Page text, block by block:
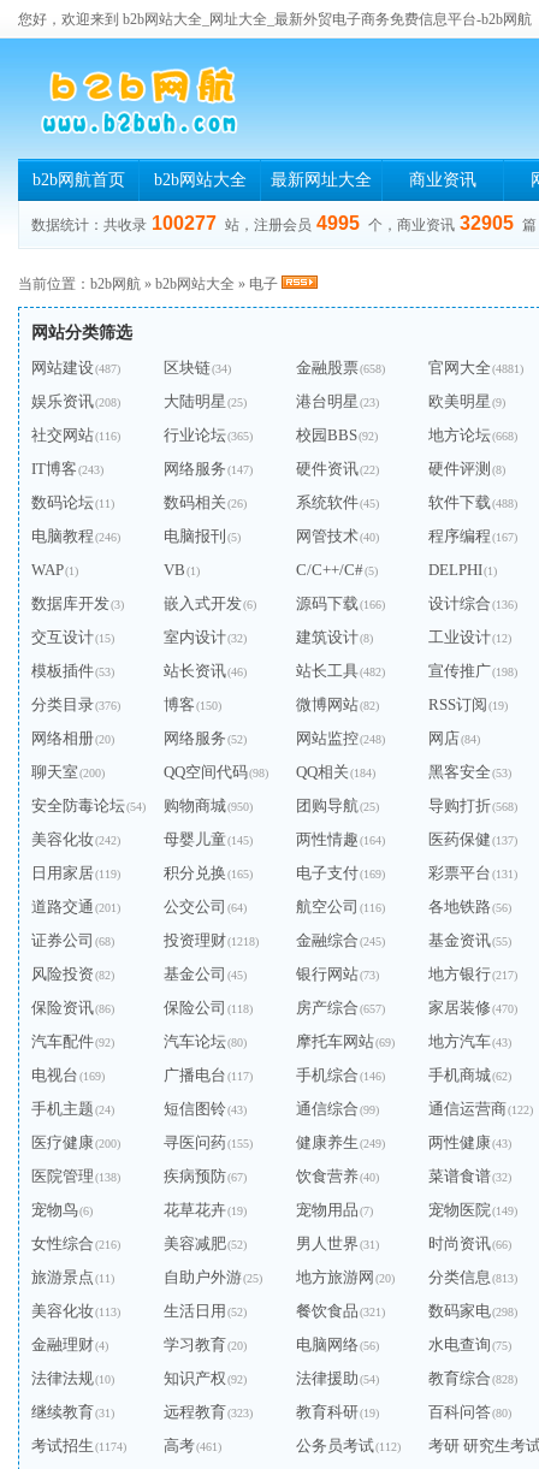
您好，欢迎来到 b2b网站大全_网址大全_最新外贸电子商务免费信息平台-b2b网航
b2b网航首页 b2b网站大全 最新网址大全 商业资讯
数据统计：共收录 100277 站，注册会员 4995 个，商业资讯 32905 篇
当前位置： b2b网航 » b2b网站大全 » 电子
网站分类筛选
网站建设(487) 区块链(34) 金融股票(658) 官网大全(4881)
娱乐资讯(208) 大陆明星(25) 港台明星(23) 欧美明星(9)
社交网站(116) 行业论坛(365) 校园BBS(92) 地方论坛(668)
IT博客(243) 网络服务(147) 硬件资讯(22) 硬件评测 (8)
数码论坛(11) 数码相关(26) 系统软件(45) 软件下载(488)
电脑教程(246) 电脑报刊 (5) 网管技术(40) 程序编程(167)
WAP(1) VB(1) C/C++/C#(5) DELPHI(1)
数据库开发(3) 嵌入式开发(6) 源码下载(166) 设计综合(136)
交互设计(15) 室内设计(32) 建筑设计(8) 工业设计(12)
模板插件(53) 站长资讯(46) 站长工具(482) 宣传推广(198)
分类目录(376) 博客(150) 微博网站(82) RSS订阅(19)
网络相册(20) 网络服务(52) 网站监控(248) 网店(84)
聊天室(200) QQ空间代码(98) QQ相关(184) 黑客安全(53)
安全防毒论坛(54) 购物商城(950) 团购导航(25) 导购打折(568)
美容化妆(242) 母婴儿童(145) 两性情趣(164) 医药保健(137)
日用家居(119) 积分兑换(165) 电子支付(169) 彩票平台(131)
道路交通(201) 公交公司 (64) 航空公司 (116) 各地铁路(56)
证券公司 (68) 投资理财(1218) 金融综合(245) 基金资讯(55)
风险投资(82) 基金公司 (45) 银行网站(73) 地方银行(217)
保险资讯(86) 保险公司 (118) 房产综合(657) 家居装修(470)
汽车配件(92) 汽车论坛(80) 摩托车网站(69) 地方汽车(43)
电视台(169) 广播电台(117) 手机综合(146) 手机商城(62)
手机主题(24) 短信图铃(43) 通信综合(99) 通信运营商(122)
医疗健康(200) 寻医问药(155) 健康养生(249) 两性健康(43)
医院管理(138) 疾病预防(67) 饮食营养(40) 菜谱食谱(32)
宠物鸟(6) 花草花卉(19) 宠物用品(7) 宠物医院(149)
女性综合(216) 美容减肥(52) 男人世界(31) 时尚资讯(66)
旅游景点(11) 自助户外游(25) 地方旅游网 (20) 分类信息(813)
美容化妆(113) 生活日用 (52) 餐饮食品(321) 数码家电(298)
金融理财(4) 学习教育(20) 电脑网络(56) 水电查询(75)
法律法规(10) 知识产权(92) 法律援助(54) 教育综合(828)
继续教育(31) 远程教育(323) 教育科研(19) 百科问答(80)
考试招生(1174) 高考(461) 公务员考试(112) 考研 研究生考